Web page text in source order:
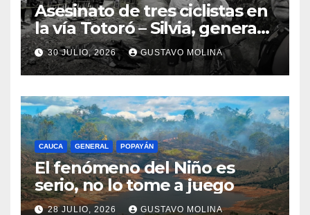
Asesinato de tres ciclistas en
la vía Totoró – Silvia, genera
consternación en el Cauca
30 JULIO, 2026 GUSTAVO MOLINA
CAUCA GENERAL POPAYÁN
El fenómeno del Niño es
serio, no lo tome a juego
28 JULIO, 2026 GUSTAVO MOLINA